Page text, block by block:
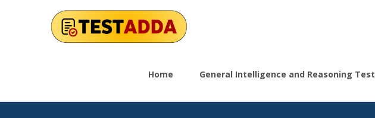
Home General Intelligence and Reasoning Test